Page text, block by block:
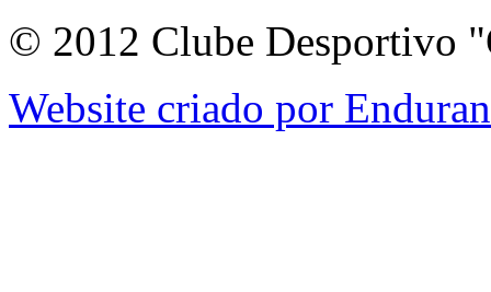
© 2012 Clube Desportivo
Website criado por